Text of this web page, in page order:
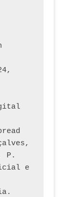
P.
e